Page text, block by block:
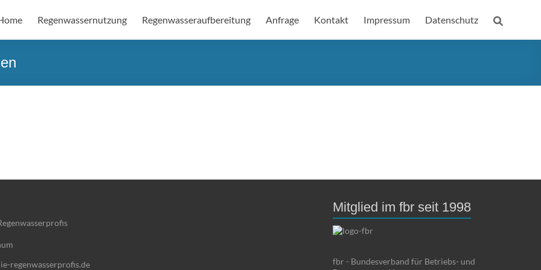
Regenwassernutzung Regenwasseraufbereitung Anfrage Kontakt Impressum Datenschutz
regenwasserprofis.de
Mitglied im fbr seit 1998
fbr - Bundesverband für Betriebs- und